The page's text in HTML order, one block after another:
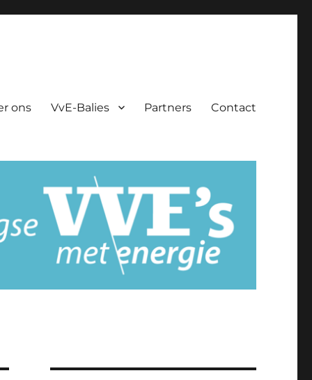
ons VvE-Balies Partners Contact